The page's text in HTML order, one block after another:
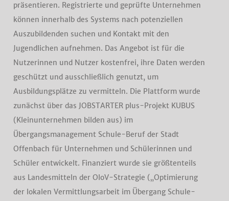
präsentieren. Registrierte und geprüfte Unternehmen
können innerhalb des Systems nach potenziellen
Auszubildenden suchen und Kontakt mit den
Jugendlichen aufnehmen. Das Angebot ist für die
Nutzerinnen und Nutzer kostenfrei, ihre Daten werden
geschützt und ausschließlich genutzt, um
Ausbildungsplätze zu vermitteln. Die Plattform wurde
zunächst über das JOBSTARTER plus-Projekt KUBUS
(Kleinunternehmen bilden aus) im
Übergangsmanagement Schule-Beruf der Stadt
Offenbach für Unternehmen und Schülerinnen und
Schüler entwickelt. Finanziert wurde sie größtenteils
aus Landesmitteln der OloV-Strategie („Optimierung
der lokalen Vermittlungsarbeit im Übergang Schule-